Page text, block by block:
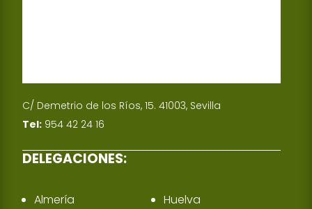
C/ Demetrio de los Ríos, 15. 41003, Sevilla
Tel: 954 42 24 16
DELEGACIONES:
Almería
Huelva